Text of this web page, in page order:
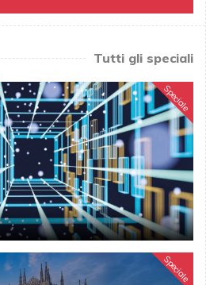
Tutti gli speciali
Speciale
Speciale